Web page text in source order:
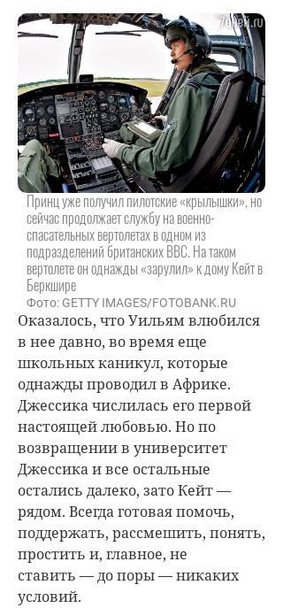
Принц уже получил пилотские «крылышки», но
сейчас продолжает службу на военно-
спасательных вертолетах в одном из
подразделений британских ВВС. На таком
вертолете он однажды «зарулил» к дому Кейт в
Беркшире
Фото: GETTY IMAGES/FOTOBANK.RU
Оказалось, что Уильям влюбился
в нее давно, во время еще
школьных каникул, которые
однажды проводил в Африке.
Джессика числилась его первой
настоящей любовью. Но по
возвращении в университет
Джессика и все остальные
остались далеко, зато Кейт —
рядом. Всегда готовая помочь,
поддержать, рассмешить, понять,
простить и, главное, не
ставить — до поры — никаких
условий.